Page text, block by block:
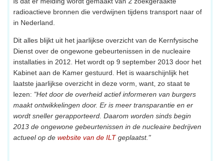
radioactieve bronnen die verdwijnen tijdens transport naar of
in Nederland.
Dit alles blijkt uit het jaarlijkse overzicht van de Kernfysische
Dienst over de ongewone gebeurtenissen in de nucleaire
installaties in 2012. Het wordt op 9 september 2013 door het
Kabinet aan de Kamer gestuurd. Het is waarschijnlijk het
laatste jaarlijkse overzicht in deze vorm, want, zo staat te
lezen: "Het door de overheid actief informeren van burgers
maakt ontwikkelingen door. Er is meer transparantie en er
wordt sneller gerapporteerd. Daarom worden sinds begin
2013 de ongewone gebeurtenissen in de nucleaire bedrijven
actueel op de website van de ILTgeplaatst."